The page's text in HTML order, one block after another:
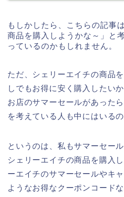
もしかしたら、こちらの記事
商品を購入しようかな～」と
っているのかもしれません。
ただ、シェリーエイチの商品
しでもお得に安く購入したい
お店のサマーセールがあった
を考えている人も中にはいる
というのは、私もサマーセー
シェリーエイチの商品を購入
ーエイチのサマーセールやキ
ようなお得なクーポンコード